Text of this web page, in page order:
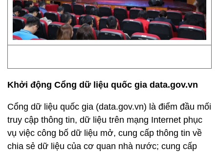
Khởi động Cổng dữ liệu quốc gia data.gov.vn
Cổng dữ liệu quốc gia (data.gov.vn) là điểm đầu mối
truy cập thông tin, dữ liệu trên mạng Internet phục
vụ việc công bố dữ liệu mở, cung cấp thông tin về
chia sẻ dữ liệu của cơ quan nhà nước; cung cấp